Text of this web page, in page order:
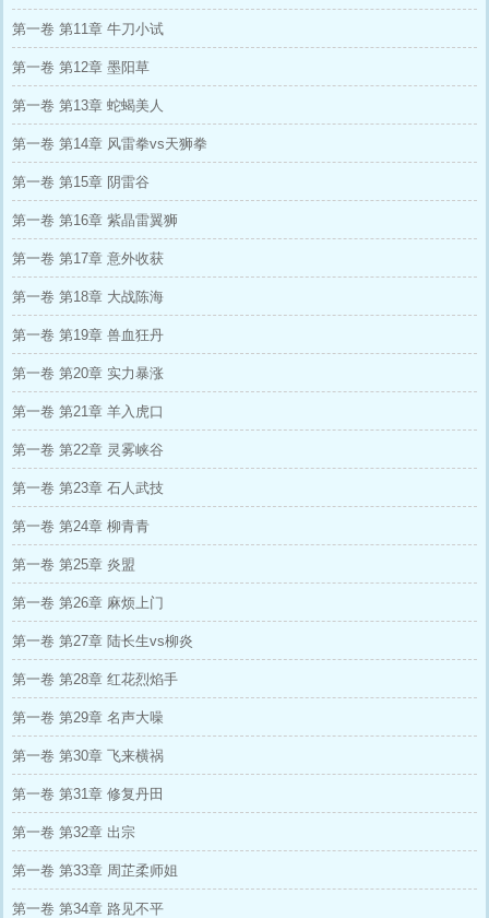
第一卷 第11章 牛刀小试
第一卷 第12章 墨阳草
第一卷 第13章 蛇蝎美人
第一卷 第14章 风雷拳vs天狮拳
第一卷 第15章 阴雷谷
第一卷 第16章 紫晶雷翼狮
第一卷 第17章 意外收获
第一卷 第18章 大战陈海
第一卷 第19章 兽血狂丹
第一卷 第20章 实力暴涨
第一卷 第21章 羊入虎口
第一卷 第22章 灵雾峡谷
第一卷 第23章 石人武技
第一卷 第24章 柳青青
第一卷 第25章 炎盟
第一卷 第26章 麻烦上门
第一卷 第27章 陆长生vs柳炎
第一卷 第28章 红花烈焰手
第一卷 第29章 名声大噪
第一卷 第30章 飞来横祸
第一卷 第31章 修复丹田
第一卷 第32章 出宗
第一卷 第33章 周芷柔师姐
第一卷 第34章 路见不平